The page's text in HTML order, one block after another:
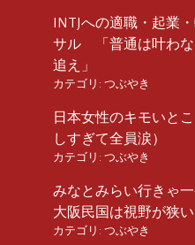
INTJへの適職・起業
サル 「普通は叶わな
追え」
カテゴリ: つぶやき
日本女性のキモいと
しすぎて全員涙）
カテゴリ: つぶやき
みなとみらい行きゃ
大阪民国は視野が狭い
カテゴリ: つぶやき